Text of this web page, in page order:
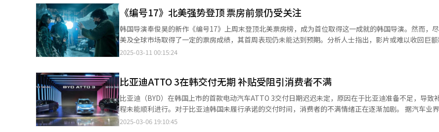
以构成市场垄断。然而，若公正委将审查重点集中在全球速卖通在韩国“海外直购（跨境电商）”市场的
过50%），则不排除以竞争限制为由拒绝审批的可能性。 对此，公正委表示，目前尚无法判断该案的审查结果及时
间安排，未来将依据《公平交易法》的标准和程序进行严谨审查。公正委相关人士强调：“考虑到本次
国电商市场产生重大影响，我们将从竞争环境、公平交易等多方面进行综合评估，目前无法就审批期限
何断言。” 【图片来源 网络】
墨西哥进口原油征收关税的政策也为韩国炼油行业带来利好。美国每日从加拿大进口400万桶原油，从墨
万桶原油，关税政策导致美国炼油厂开工率下降。有分析指出，受关税影响无法出口美国的加拿大原油可
市场。与中东原油相比，加拿大原油价格每桶低约15美元，这将显著提升亚洲炼油企业的成本优势。 SK Innovation
在上个月第四季度业绩电话会议上表示：“部分加拿大原油可能流向亚洲市场，这将对我们的业务产生
响。”韩亚证券研究员尹在成（音）分析称：“油价的稳定将有助于缓解全球通胀和利率压力，推动需求
谨慎。 特朗普政府的关税政策给刚露出复苏迹象的笔记本市场泼了一盆冷水。美国政府自2月4日起对所有中国进口
商品额外征收10%关税，3月3日进一步加征10%，使总税率达到20%。中国是全球笔记本电脑的主要生
约89%的笔记本电脑产自中国。 市场原本预计，受Windows 10停止服务及AI PC需求增长的双重推动，2025年笔记
本电脑市场将同比增长4%以上。然而，随着关税负担加重，PC企业盈利能力下降，行业乐观情绪降温。 全球第二大
PC制造商惠普（HP）已表示，关税对公司业绩将产生负面影响。在2月27日（当地时间）发布的2025财
正在压缩利润空间。” 全球PC市场排名第一的联想（Lenovo）也受到了关税影响。由于其生产基地主要集中在中
国，公司在2024年第四季度大幅增加库存，以应对新关税政策。分析师预计，这一库存调整将导致2025
联想PC出货量大幅下降。 面对关税冲击，PC企业正加速调整生产布局。一些企业计划将部分生产从中国转移至其他
国家，或直接提高美国市场产品价格。 惠普正考虑将部分制造工厂迁至美国，以符合特朗普的“美国制造”（Made
in America）政策。公司CEO恩里克·洛雷斯表示：“到2025财年末（10月31日），惠普将在北美市场
《编号17》北美强势登顶 票房前景仍受关注
韩国导演奉俊昊的新作《编号17》上周末登顶北美票房榜，成为首位取得这一成就的韩国导演。然而，
美及全球市场取得了一定的票房成绩，其首周表现仍未能达到预期。分析人士指出，影片或难以收回巨
营销费用。 根据美国票房统计网站Box Office Mojo当地时间9日发布的数据，《编号17》于3月7日上映，首个周末
元）同样贡献了不俗的成绩。 然而，此前业内预计该片首周北美票房或达2000万美元，实际成绩略低于预期。好莱
坞媒体指出，影片当前的票房表现难以覆盖华纳兄弟影业投入的1.18亿美元制作成本。此外，美国《综艺
业内人士观点称，《编号17》还额外投入了8000万美元用于营销。业内估算，影片需在全球范围内累计
2.75亿至3亿美元，才能在院线上映期间实现盈利。 在观众评价方面，《编号17》在市场调研机构CinemaScore的现
场观众调查中获得B级评分，低于多数主要卖座影片通常获得的A级评价。在美国影视评分网站烂番茄上，
2025-03-11 00:15:24
比亚迪ATTO 3在韩交付无期 补贴受阻引消费者不满
比亚迪（BYD）在韩国上市的首款电动汽车ATTO 3交付日期迟迟未定，原因在于比亚迪准备不足，导致
程未能顺利进行。对于比亚迪韩国未履行承诺的交付时间，消费者的不满情绪正在逐渐加剧。 据汽车业界6日消息，
比亚迪韩国上月底向韩国环境部提交紧凑型电动运动型多用途汽车（SUV）ATTO 3的补贴审批材料。按照
2025-03-06 19:10:45